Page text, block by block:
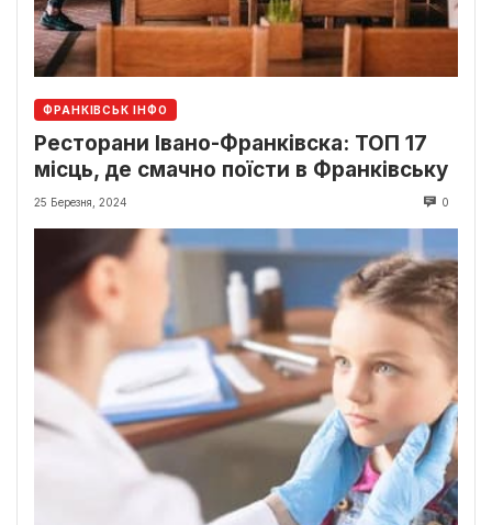
ФРАНКІВСЬК ІНФО
Ресторани Івано-Франківска: ТОП 17
місць, де смачно поїсти в Франківську
25 Березня, 2024 0